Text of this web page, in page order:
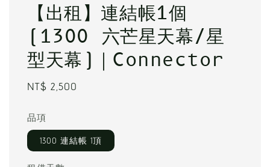
【出租】連結帳1個
(1300 六芒星天幕/星
型天幕)｜Connector
Regular
NT$ 2,500
品項
1300 連結帳 1頂